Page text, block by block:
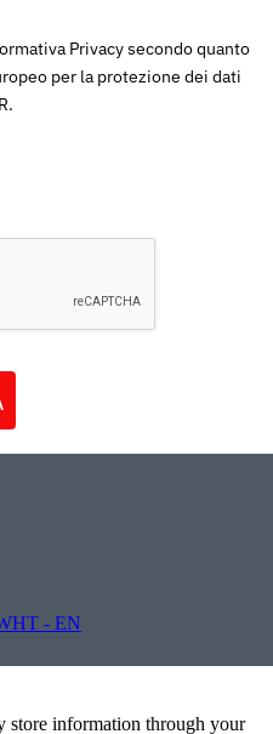
Privacy secondo quanto
per la protezione dei dati
store information through your